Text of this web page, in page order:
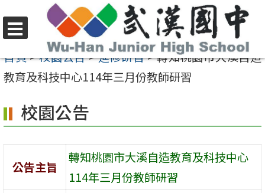
至
要
容
區
選
單
首頁>校園公告>進修研習>轉知桃園市大溪自造
教育及科技中心114年三月份教師研習
校園公告
公告主旨
轉知桃園市大溪自造教育及科技中心
114年三月份教師研習